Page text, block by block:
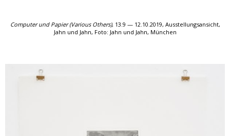
Computer und Papier (Various Others), 13.9 — 12.10.2019, Ausstellungsansicht,
Jahn und Jahn, Foto: Jahn und Jahn, München